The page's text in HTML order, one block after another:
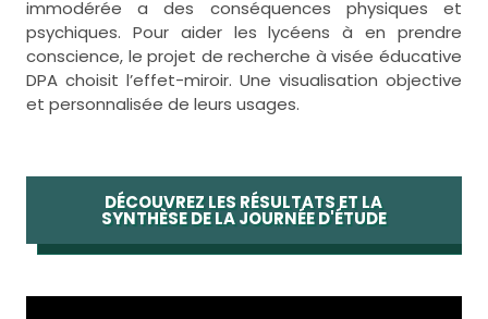
immodérée a des conséquences physiques et
psychiques. Pour aider les lycéens à en prendre
conscience, le projet de recherche à visée éducative
DPA choisit l’effet-miroir. Une visualisation objective
et personnalisée de leurs usages.
DÉCOUVREZ LES RÉSULTATS ET LA
SYNTHÈSE DE LA JOURNÉE D'ÉTUDE